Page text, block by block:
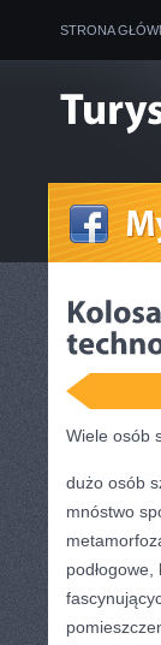
STRONA
Wiele osób
dużo osób
mnóstwo